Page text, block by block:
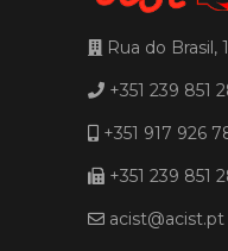
Rua do Brasil,
+351 239 851
+351 917 926
+351 239 851
acist@acist.pt